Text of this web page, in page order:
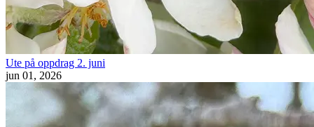
Ute på oppdrag 2. juni
jun 01, 2026